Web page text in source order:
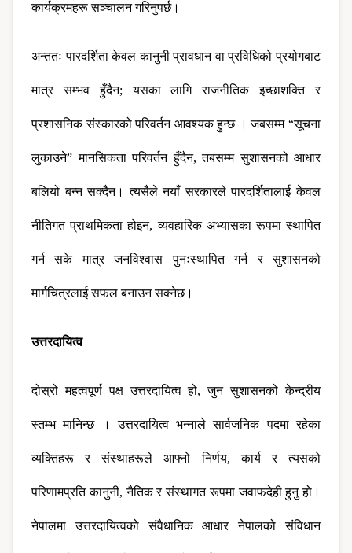
कार्यक्रमहरू सञ्चालन गरिनुपर्छ।
अन्ततः पारदर्शिता केवल कानुनी प्रावधान वा प्रविधिको प्रयोगबाट
मात्र सम्भव हुँदैन; यसका लागि राजनीतिक इच्छाशक्ति र
प्रशासनिक संस्कारको परिवर्तन आवश्यक हुन्छ । जबसम्म “सूचना
लुकाउने” मानसिकता परिवर्तन हुँदैन, तबसम्म सुशासनको आधार
बलियो बन्न सक्दैन। त्यसैले नयाँ सरकारले पारदर्शितालाई केवल
नीतिगत प्राथमिकता होइन, व्यवहारिक अभ्यासका रूपमा स्थापित
गर्न सके मात्र जनविश्वास पुनःस्थापित गर्न र सुशासनको
मार्गचित्रलाई सफल बनाउन सक्नेछ।
उत्तरदायित्व
दोस्रो महत्वपूर्ण पक्ष उत्तरदायित्व हो, जुन सुशासनको केन्द्रीय
स्तम्भ मानिन्छ । उत्तरदायित्व भन्नाले सार्वजनिक पदमा रहेका
व्यक्तिहरू र संस्थाहरूले आफ्नो निर्णय, कार्य र त्यसको
परिणामप्रति कानुनी, नैतिक र संस्थागत रूपमा जवाफदेही हुनु हो।
नेपालमा उत्तरदायित्वको संवैधानिक आधार नेपालको संविधान